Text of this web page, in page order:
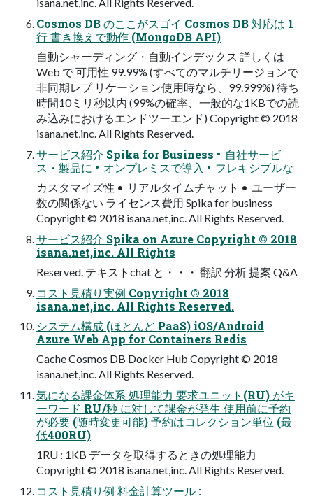
Cosmos DB のここがスゴイ Cosmos DB 対応は 1
⾏ 書き換えで動作 (MongoDB API)
⾃動シャーディング・⾃動インデックス 詳しくは
Web で 可⽤性 99.99% (すべてのマルチリージョンで
⾮同期レプ リケーション使⽤時なら、99.999%) 待ち
時間10ミリ秒以内 (99%の確率、⼀般的な1KBでの読
み込みにおけるエンドツーエンド) Copyright © 2018
isana.net,inc. All Rights Reserved.
サービス紹介 Spika for Business • ⾃社サービ
ス・製品に • オンプレミスで導⼊ • フレキシブルな
カスタマイズ性 • リアルタイムチャット • ユーザー
数の関係ない ライセンス費⽤ Spika for business
Copyright © 2018 isana.net,inc. All Rights Reserved.
サービス紹介 Spika on Azure Copyright © 2018
isana.net,inc. All Rights
Reserved. テキストchat と・・・ 翻訳 分析 提案 Q&A
コスト⾒積り実例 Copyright © 2018
isana.net,inc. All Rights Reserved.
システム構成 (ほとんど PaaS) iOS/Android
Azure Web App for Containers Redis
Cache Cosmos DB Docker Hub Copyright © 2018
isana.net,inc. All Rights Reserved.
気になる課⾦体系 処理能⼒ 要求ユニット(RU) がキ
ーワード RU/秒 に対して課⾦が発⽣ 使⽤前に予約
が必要 (随時変更可能) 予約はコレクション単位 (最
低400RU)
1RU : 1KB データを取得するときの処理能⼒
Copyright © 2018 isana.net,inc. All Rights Reserved.
コスト⾒積り例 料⾦計算ツール :